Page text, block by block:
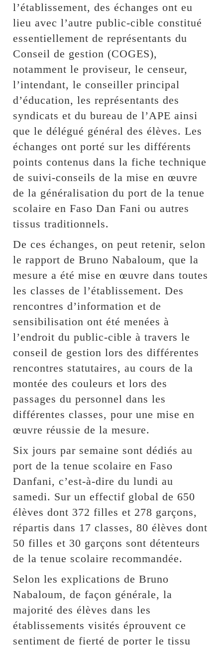
l’établissement, des échanges ont eu
lieu avec l’autre public-cible constitué
essentiellement de représentants du
Conseil de gestion (COGES),
notamment le proviseur, le censeur,
l’intendant, le conseiller principal
d’éducation, les représentants des
syndicats et du bureau de l’APE ainsi
que le délégué général des élèves. Les
échanges ont porté sur les différents
points contenus dans la fiche technique
de suivi-conseils de la mise en œuvre
de la généralisation du port de la tenue
scolaire en Faso Dan Fani ou autres
tissus traditionnels.
De ces échanges, on peut retenir, selon
le rapport de Bruno Nabaloum, que la
mesure a été mise en œuvre dans toutes
les classes de l’établissement. Des
rencontres d’information et de
sensibilisation ont été menées à
l’endroit du public-cible à travers le
conseil de gestion lors des différentes
rencontres statutaires, au cours de la
montée des couleurs et lors des
passages du personnel dans les
différentes classes, pour une mise en
œuvre réussie de la mesure.
Six jours par semaine sont dédiés au
port de la tenue scolaire en Faso
Danfani, c’est-à-dire du lundi au
samedi. Sur un effectif global de 650
élèves dont 372 filles et 278 garçons,
répartis dans 17 classes, 80 élèves dont
50 filles et 30 garçons sont détenteurs
de la tenue scolaire recommandée.
Selon les explications de Bruno
Nabaloum, de façon générale, la
majorité des élèves dans les
établissements visités éprouvent ce
sentiment de fierté de porter le tissu